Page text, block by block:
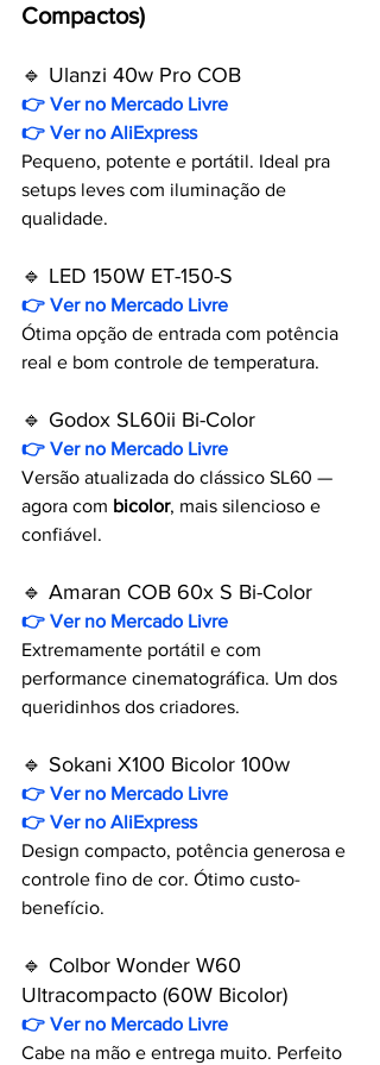
Compactos)
🔹 Ulanzi 40w Pro COB
👉 Ver no Mercado Livre
👉 Ver no AliExpress
Pequeno, potente e portátil. Ideal pra
setups leves com iluminação de
qualidade.
🔹 LED 150W ET-150-S
👉 Ver no Mercado Livre
Ótima opção de entrada com potência
real e bom controle de temperatura.
🔹 Godox SL60ii Bi-Color
👉 Ver no Mercado Livre
Versão atualizada do clássico SL60 —
agora com bicolor, mais silencioso e
confiável.
🔹 Amaran COB 60x S Bi-Color
👉 Ver no Mercado Livre
Extremamente portátil e com
performance cinematográfica. Um dos
queridinhos dos criadores.
🔹 Sokani X100 Bicolor 100w
👉 Ver no Mercado Livre
👉 Ver no AliExpress
Design compacto, potência generosa e
controle fino de cor. Ótimo custo-
benefício.
🔹 Colbor Wonder W60
Ultracompacto (60W Bicolor)
👉 Ver no Mercado Livre
Cabe na mão e entrega muito. Perfeito